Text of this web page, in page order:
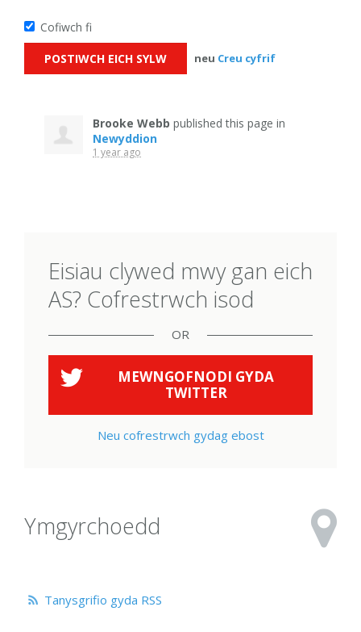
Cofiwch fi
neu Creu cyfrif
Brooke Webb published this page in
Newyddion
1 year ago
Eisiau clywed mwy gan eich
AS? Cofrestrwch isod
OR
MEWNGOFNODI GYDA
TWITTER
Neu cofrestrwch gydag ebost
Ymgyrchoedd
Tanysgrifio gyda RSS